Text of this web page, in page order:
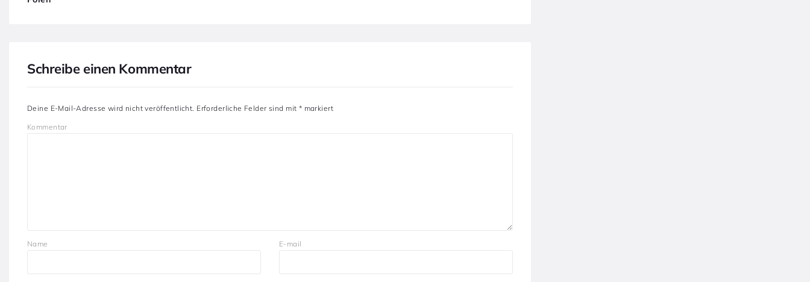
Schreibe einen Kommentar
Deine E-Mail-Adresse wird nicht veröffentlicht. Erforderliche Felder sind mit * markiert
Kommentar
Name E-mail